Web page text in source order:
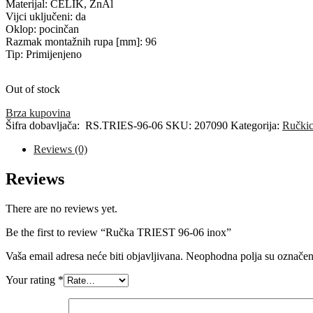
Materijal: ČELIK, ZnAl
Vijci uključeni: da
Oklop: pocinčan
Razmak montažnih rupa [mm]: 96
Tip: Primijenjeno
Out of stock
Brza kupovina
Šifra dobavljača: RS.TRIES-96-06 SKU: 207090 Kategorija:
Reviews (0)
Reviews
There are no reviews yet.
Be the first to review “Ručka TRIEST 96-06 inox”
Vaša email adresa neće biti objavljivana. Neophodna polja su
Your rating *